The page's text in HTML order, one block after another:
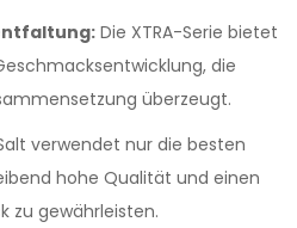
Die XTRA-Serie bietet
die
überzeugt.
verwendet nur die besten
hohe Qualität und einen
zu gewährleisten.